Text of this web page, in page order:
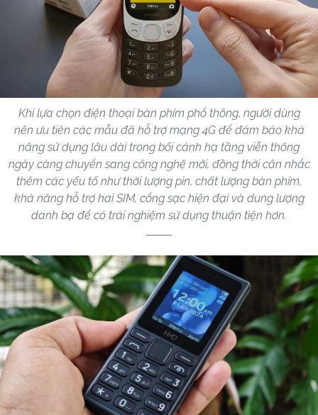
Khi lựa chọn điện thoại bàn phím phổ thông, người dùng
nên ưu tiên các mẫu đã hỗ trợ mạng 4G để đảm bảo khả
năng sử dụng lâu dài trong bối cảnh hạ tầng viễn thông
ngày càng chuyển sang công nghệ mới, đồng thời cân nhắc
thêm các yếu tố như thời lượng pin, chất lượng bàn phím,
khả năng hỗ trợ hai SIM, cổng sạc hiện đại và dung lượng
danh bạ để có trải nghiệm sử dụng thuận tiện hơn.